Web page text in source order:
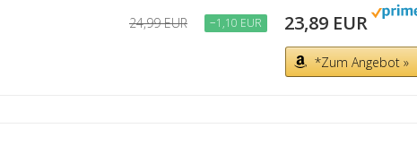
24,99 EUR −1,10 EUR 23,89 EUR
*Zum Angebot »